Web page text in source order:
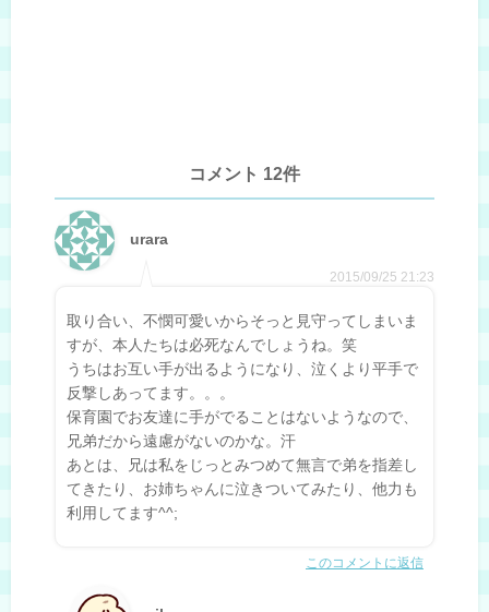
コメント 12件
urara
2015/09/25 21:23
取り合い、不憫可愛いからそっと見守ってしまいま
すが、本人たちは必死なんでしょうね。笑
うちはお互い手が出るようになり、泣くより平手で
反撃しあってます。。。
保育園でお友達に手がでることはないようなので、
兄弟だから遠慮がないのかな。汗
あとは、兄は私をじっとみつめて無言で弟を指差し
てきたり、お姉ちゃんに泣きついてみたり、他力も
利用してます^^;
このコメントに返信